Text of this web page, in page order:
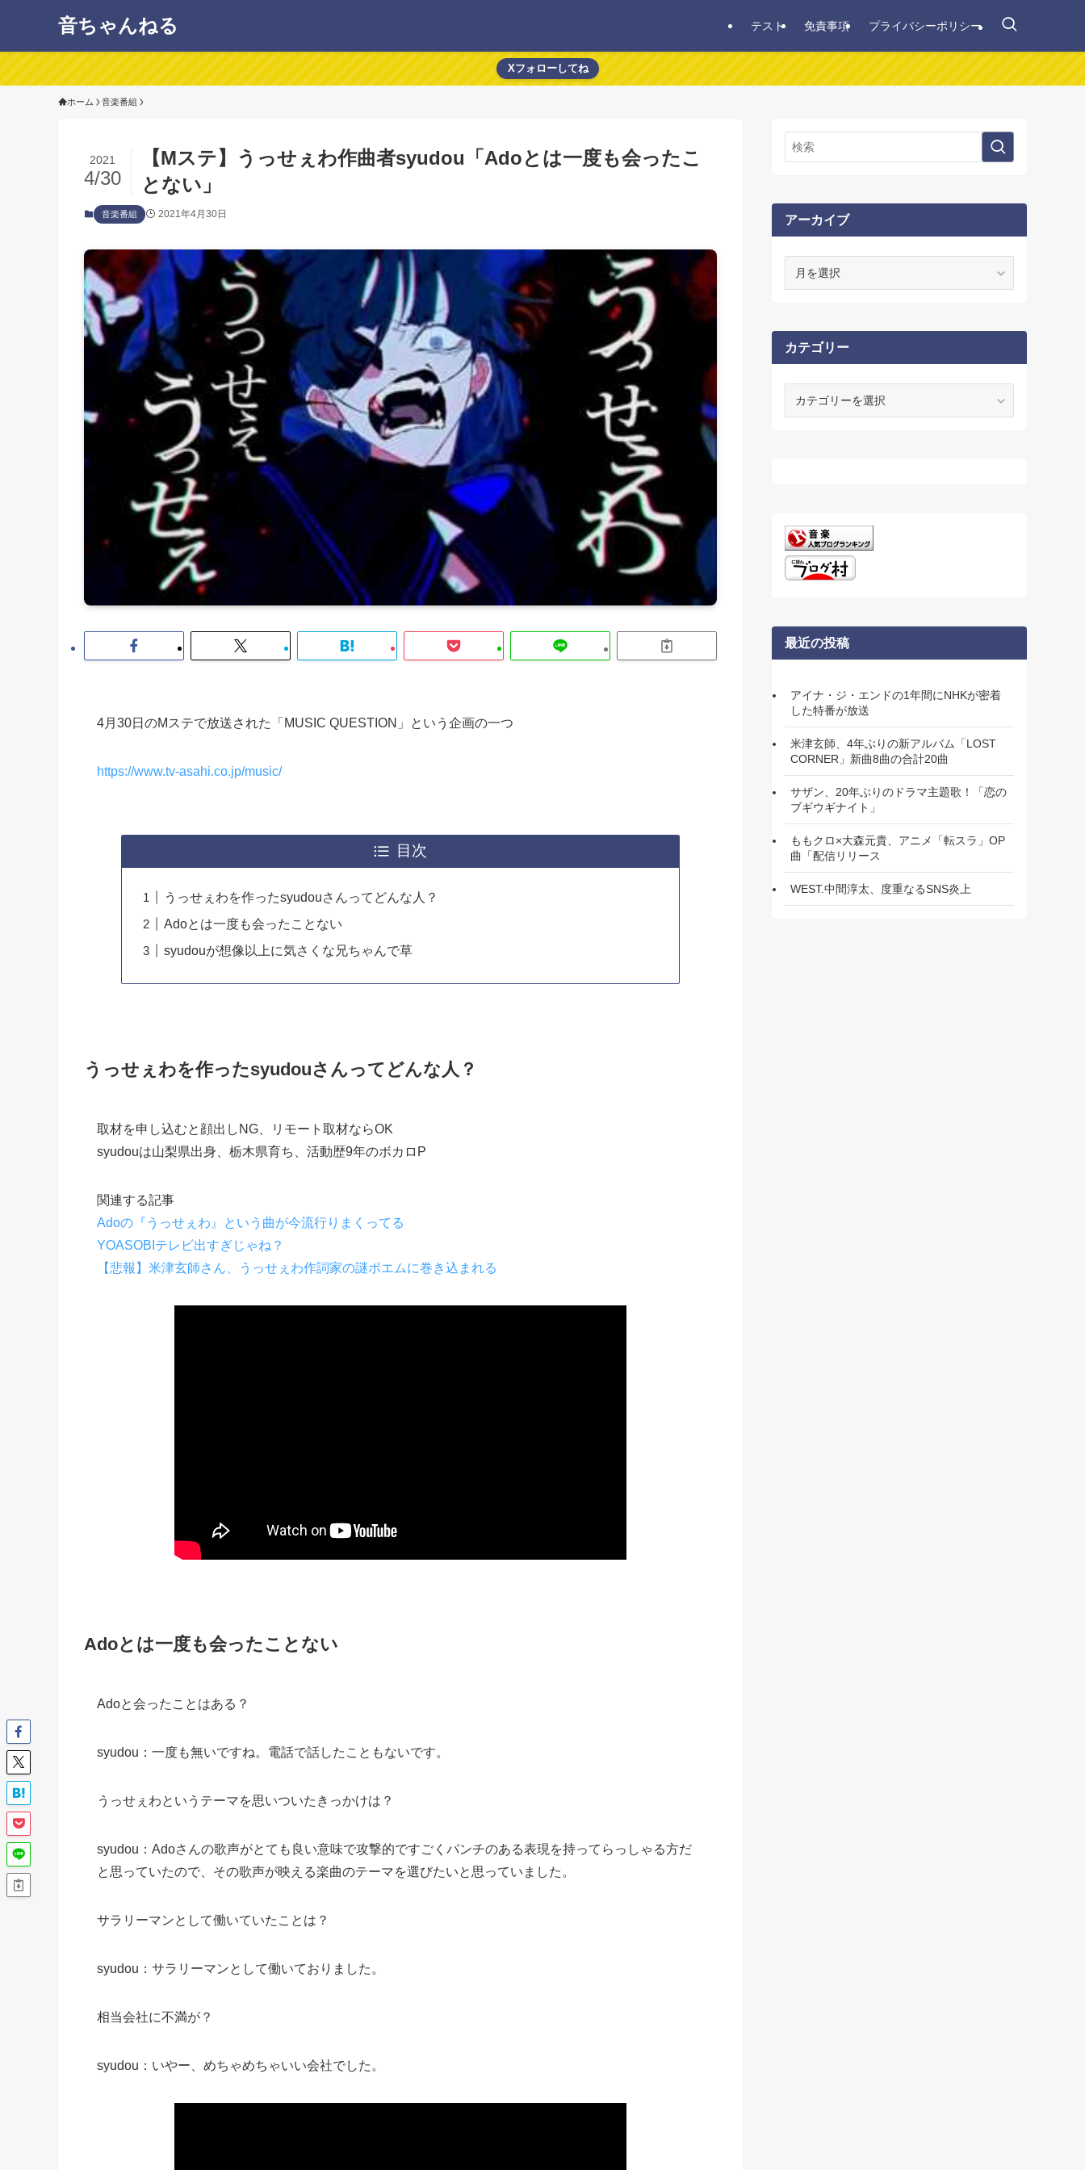
音ちゃんねる テスト 免責事項 プライバシーポリシー
Xフォローしてね
ホーム 音楽番組
【Mステ】うっせぇわ作曲者syudou「Adoとは一度も会ったこ
とない」
2021
4/30
音楽番組 2021年4月30日
4月30日のMステで放送された「MUSIC QUESTION」という企画の一つ
https://www.tv-asahi.co.jp/music/
目次
うっせぇわを作ったsyudouさんってどんな人？
Adoとは一度も会ったことない
syudouが想像以上に気さくな兄ちゃんで草
うっせぇわを作ったsyudouさんってどんな人？
取材を申し込むと顔出しNG、リモート取材ならOK
syudouは山梨県出身、栃木県育ち、活動歴9年のボカロP
関連する記事
Adoの『うっせぇわ』という曲が今流行りまくってる
YOASOBIテレビ出すぎじゃね？
【悲報】米津玄師さん、うっせぇわ作詞家の謎ポエムに巻き込まれる
Adoとは一度も会ったことない
Adoと会ったことはある？
syudou：一度も無いですね。電話で話したこともないです。
うっせぇわというテーマを思いついたきっかけは？
syudou：Adoさんの歌声がとても良い意味で攻撃的ですごくパンチのある表現を持ってらっしゃる方だ
と思っていたので、その歌声が映える楽曲のテーマを選びたいと思っていました。
サラリーマンとして働いていたことは？
syudou：サラリーマンとして働いておりました。
相当会社に不満が？
syudou：いやー、めちゃめちゃいい会社でした。
アーカイブ
ブ
カテゴリー
最近の投稿
アイナ・ジ・エンドの1年間にNHKが密着
した特番が放送
米津玄師、4年ぶりの新アルバム「LOST
CORNER」新曲8曲の合計20曲
サザン、20年ぶりのドラマ主題歌！「恋の
ブギウギナイト」
ももクロ×大森元貴、アニメ「転スラ」OP
曲「配信リリース
WEST.中間淳太、度重なるSNS炎上